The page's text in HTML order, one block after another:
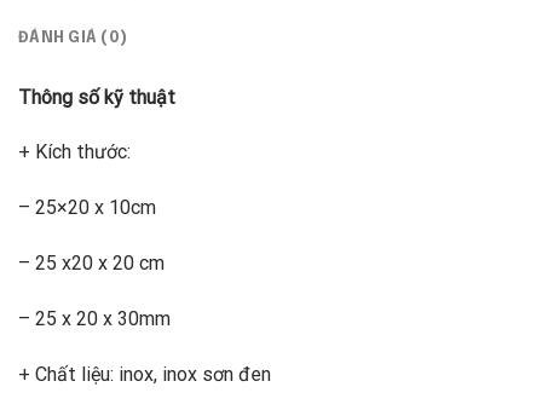
ĐÁNH GIÁ (0)
Thông số kỹ thuật
+ Kích thước:
– 25×20 x 10cm
– 25 x20 x 20 cm
– 25 x 20 x 30mm
+ Chất liệu: inox, inox sơn đen